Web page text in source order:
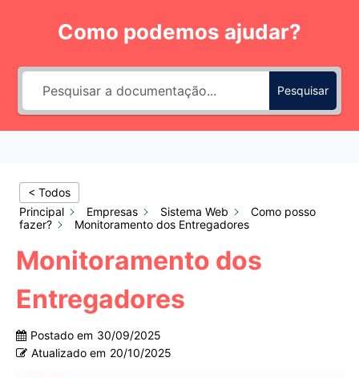
Conteúdo
Como podemos ajudar?
Pesquisar
< Todos
Principal
Empresas Sistema Web
Como posso
fazer?
Monitoramento dos Entregadores
Monitoramento dos
Entregadores
Postado em 30/09/2025
Atualizado em 20/10/2025